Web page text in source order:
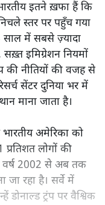
इतने ख़फा हैं कि
स्तर पर पहुँच गया
साल में सबसे ज़्यादा
इमिग्रेशन नियमों
की नीतियों की वजह से
सेंटर दुनिया भर में
माना जाता है।
अमेरिका को
लोगों की
वर्ष 2002 से अब तक
रहा है। सर्वे में
डोनाल्ड ट्रंप पर वैश्विक